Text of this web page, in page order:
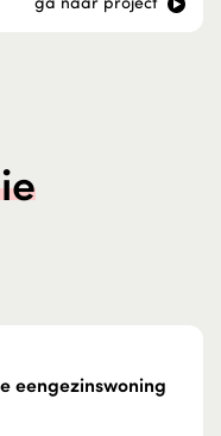
eengezinswoning